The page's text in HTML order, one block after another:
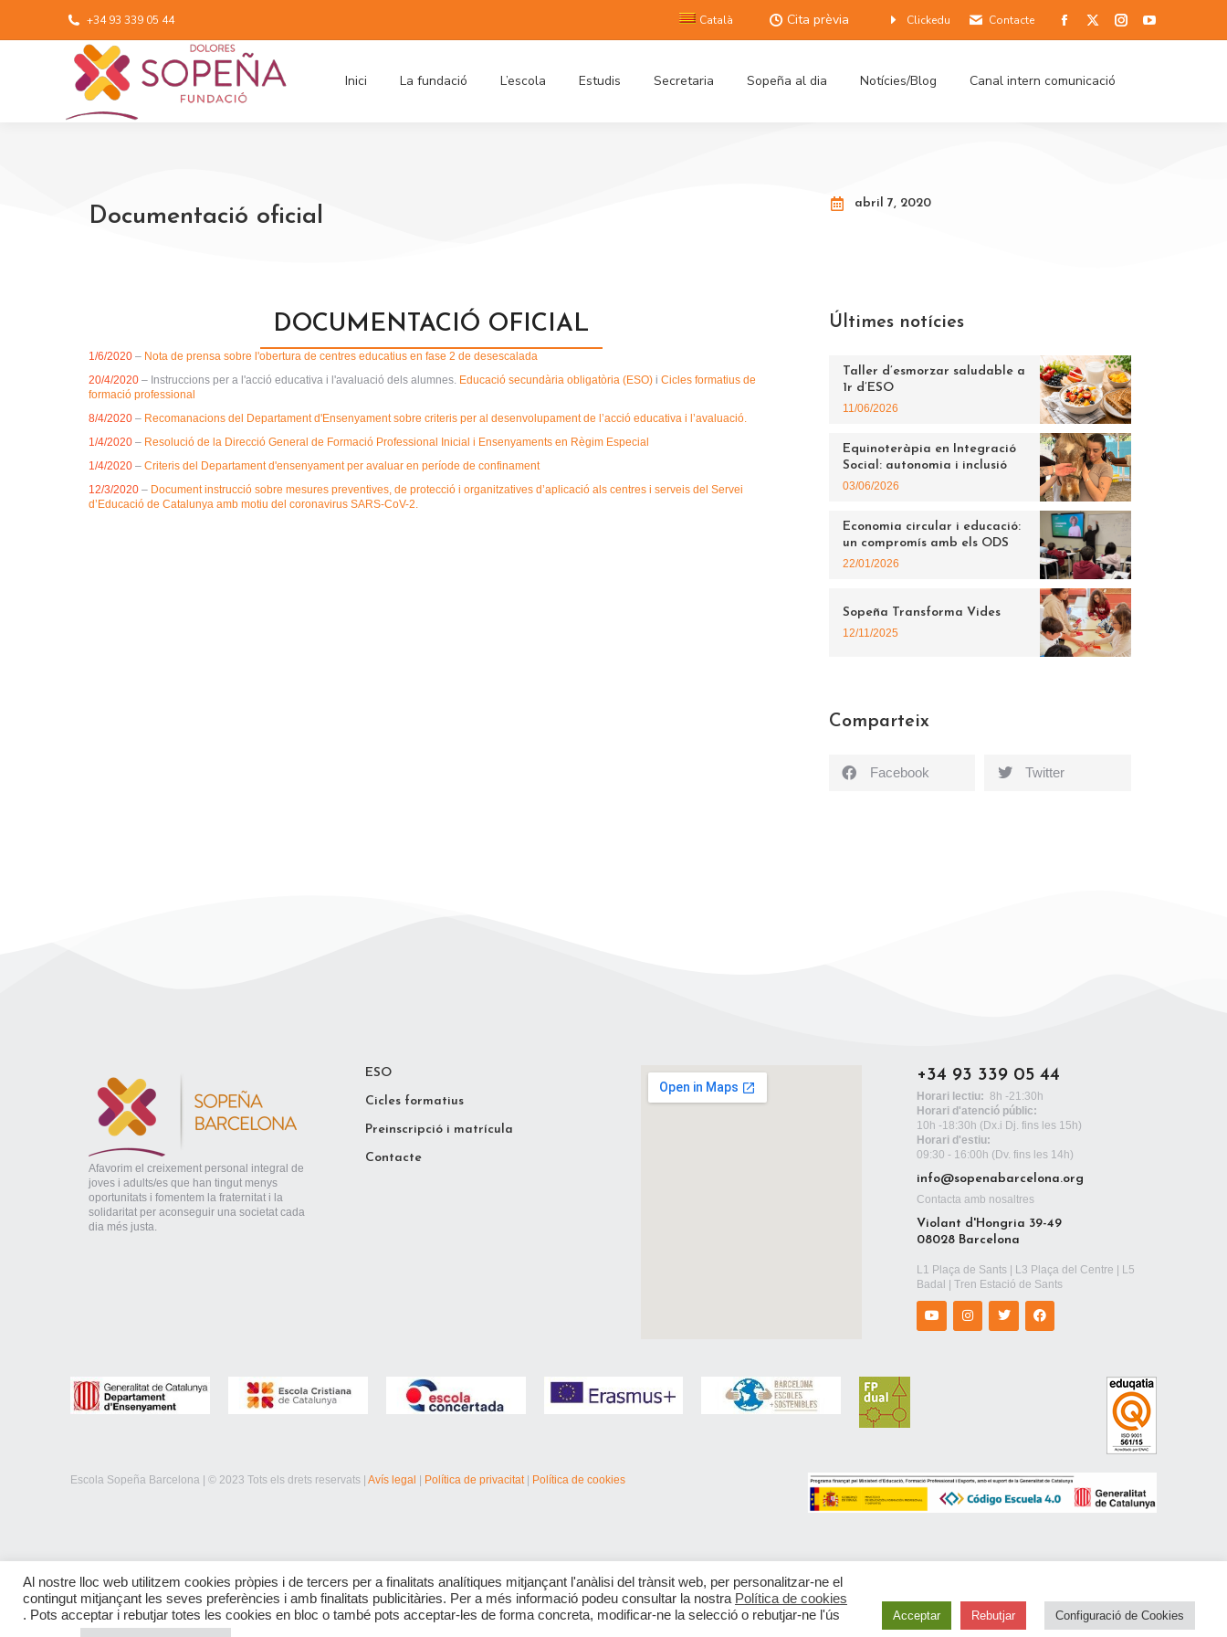
+34 93 339 05 44 Català Cita prèvia Clickedu Contacte
Inici La fundació L’escola Estudis Secretaria Sopeña al dia Notícies/Blog Canal intern comunicació
Documentació oficial
abril 7, 2020
DOCUMENTACIÓ OFICIAL
1/6/2020– Nota de prensa sobre l'obertura de centres educatius en fase 2 de desescalada
20/4/2020 – Instruccions per a l'acció educativa i l'avaluació dels alumnes. Educació secundària obligatòria (ESO)iCicles formatius de
formació professional
8/4/2020 – Recomanacions del Departament d'Ensenyament sobre criteris per al desenvolupament de l’acció educativa i l’avaluació.
1/4/2020 – Resolució de la Direcció General de Formació Professional Inicial i Ensenyaments en Règim Especial
1/4/2020 –Criteris del Departament d'ensenyament per avaluar en període de confinament
12/3/2020 – Document instrucció sobre mesures preventives, de protecció i organitzatives d’aplicació als centres i serveis del Servei
d’Educació de Catalunya amb motiu del coronavirus SARS-CoV-2.
Últimes notícies
Taller d’esmorzar saludable a
1r d’ESO
11/06/2026
Equinoteràpia en Integració
Social: autonomia i inclusió
03/06/2026
Economia circular i educació:
un compromís amb els ODS
22/01/2026
Sopeña Transforma Vides
12/11/2025
Comparteix
Facebook Twitter
Afavorim el creixement personal integral de
joves i adults/es que han tingut menys
oportunitats i fomentem la fraternitat i la
solidaritat per aconseguir una societat cada
dia més justa.
ESO
Cicles formatius
Preinscripció i matrícula
Contacte
+34 93 339 05 44
Horari lectiu: 8h -21:30h
Horari d'atenció públic:
10h -18:30h (Dx.i Dj. fins les 15h)
Horari d'estiu:
09:30 - 16:00h (Dv. fins les 14h)
info@sopenabarcelona.org
Contacta amb nosaltres
Violant d'Hongria 39-49
08028 Barcelona
L1 Plaça de Sants | L3 Plaça del Centre | L5
Badal | Tren Estació de Sants
Escola Sopeña Barcelona | © 2023 Tots els drets reservats |Avís legal Política de privacitat| Política de cookies
Al nostre lloc web utilitzem cookies pròpies i de tercers per a finalitats analítiques mitjançant l'anàlisi del trànsit web, per personalitzar-ne el
contingut mitjançant les seves preferències i amb finalitats publicitàries. Per a més informació podeu consultar la nostra Política de cookies
. Pots acceptar i rebutjar totes les cookies en bloc o també pots acceptar-les de forma concreta, modificar-ne la selecció o rebutjar-ne l'ús
Acceptar Rebutjar Configuració de Cookies
Català